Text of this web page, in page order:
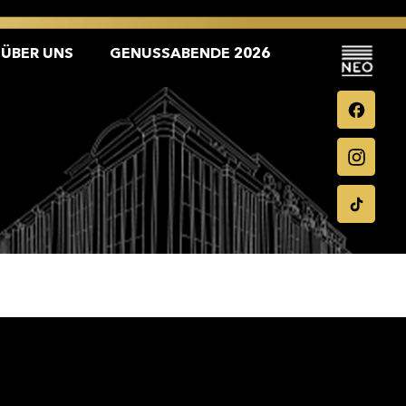
ÜBER UNS GENUSSABENDE 2026